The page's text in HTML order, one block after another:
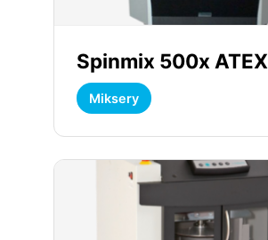
Spinmix 500x ATEX
Miksery